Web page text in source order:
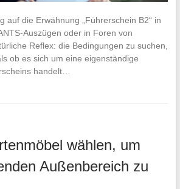
auf die Erwähnung „Führerschein B2“ in
Auszügen oder in Foren von
Reflex: die Bedingungen zu suchen,
ob es sich um eine eigenständige
handelt…
wählen, um
Außenbereich zu